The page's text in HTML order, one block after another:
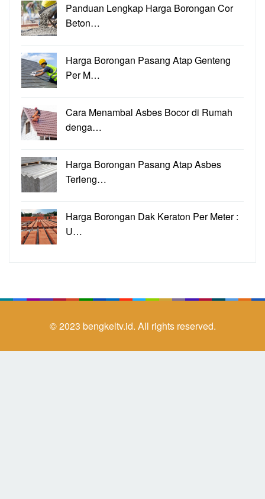
Panduan Lengkap Harga Borongan Cor
Beton…
Harga Borongan Pasang Atap Genteng
Per M…
Cara Menambal Asbes Bocor di Rumah
denga…
Harga Borongan Pasang Atap Asbes
Terleng…
Harga Borongan Dak Keraton Per Meter :
U…
© 2023 bengkeltv.id. All rights reserved.